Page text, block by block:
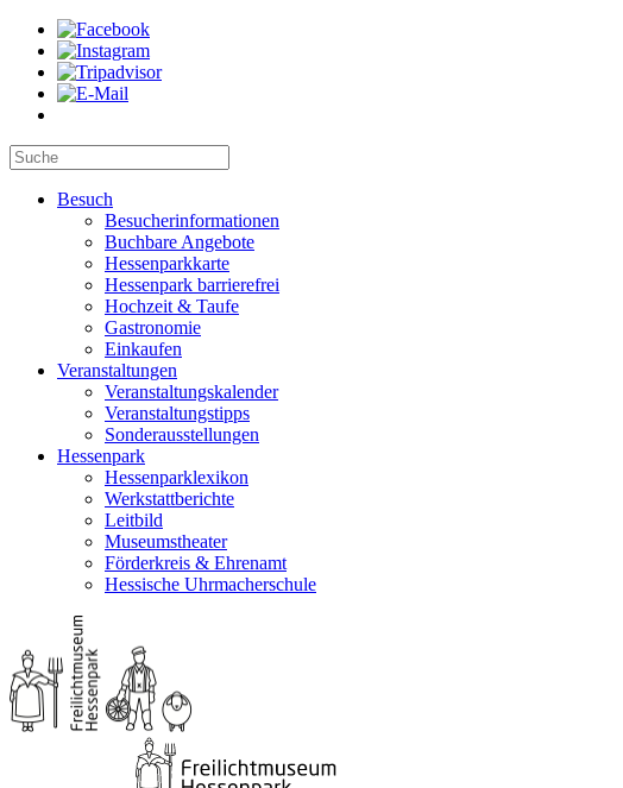
Besuch
Besucherinformationen
Buchbare Angebote
Hessenparkkarte
Hessenpark barrierefrei
Hochzeit & Taufe
Gastronomie
Einkaufen
Veranstaltungen
Veranstaltungskalender
Veranstaltungstipps
Sonderausstellungen
Hessenpark
Hessenparklexikon
Werkstattberichte
Leitbild
Museumstheater
Förderkreis & Ehrenamt
Hessische Uhrmacherschule